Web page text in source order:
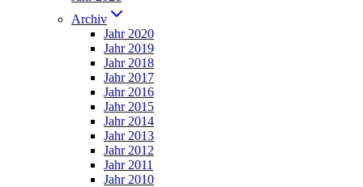
Archiv
Jahr 2020
Jahr 2019
Jahr 2018
Jahr 2017
Jahr 2016
Jahr 2015
Jahr 2014
Jahr 2013
Jahr 2012
Jahr 2011
Jahr 2010